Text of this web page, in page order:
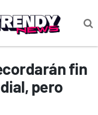
fin
pero